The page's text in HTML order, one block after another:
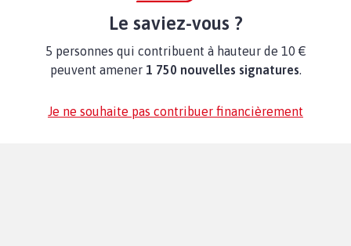
Le saviez-vous ?
5 personnes qui contribuent à hauteur de 10 €
peuvent amener 1 750 nouvelles signatures.
Je ne souhaite pas contribuer financièrement